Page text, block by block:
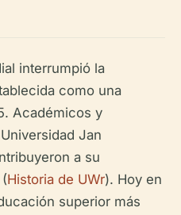
interrumpió la
como una
Académicos y
Jan
a su
Historia de UWr). Hoy en
superior más